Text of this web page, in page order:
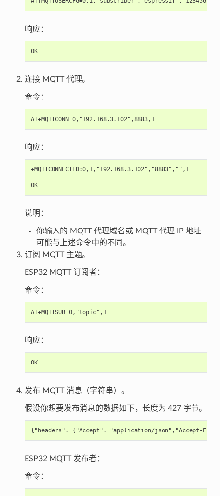
响应：
OK
连接 MQTT 代理。
命令：
AT+MQTTCONN=0,"192.168.3.102",8883,1
响应：
+MQTTCONNECTED:0,1,"192.168.3.102","8883","",1
OK
说明：
你输入的 MQTT 代理域名或 MQTT 代理 IP 地址
可能与上述命令中的不同。
订阅 MQTT 主题。
ESP32 MQTT 订阅者：
命令：
AT+MQTTSUB=0,"topic",1
响应：
OK
发布 MQTT 消息（字符串）。
假设你想要发布消息的数据如下，长度为 427 字节。
ESP32 MQTT 发布者：
命令：